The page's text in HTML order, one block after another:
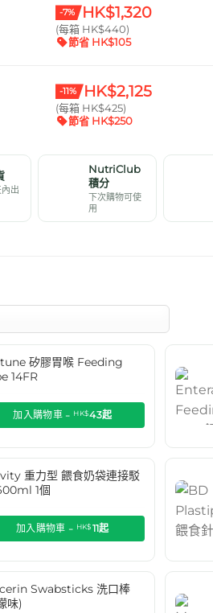
-7% HK$1,320
(每箱 HK$440)
節省 HK$105
-11% HK$2,125
(每箱 HK$425)
節省 HK$250
出
NutriClub
積分
下次購物可使
用
矽膠胃喉 Feeding
14FR
加入購物車 - HK$43起
重力型 餵食奶袋連接駁
1個
加入購物車 - HK$11起
Swabsticks 洗口棒
味)